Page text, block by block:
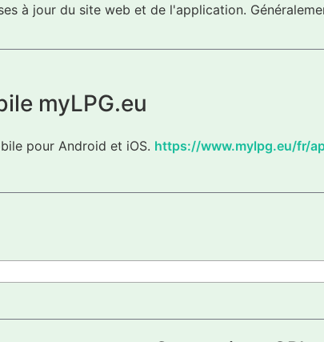
à jour du site web et de l'application.
myLPG.eu
pour Android et iOS. https://www.mylpg.eu/fr/